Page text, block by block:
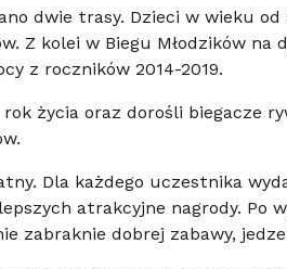
dwie trasy. Dzieci w wieku
Z kolei w Biegu Młodzików
z roczników 2014-2019.
rok życia oraz dorośli biegacze
Dla każdego uczestnika
atrakcyjne nagrody. Po
zabraknie dobrej zabawy,